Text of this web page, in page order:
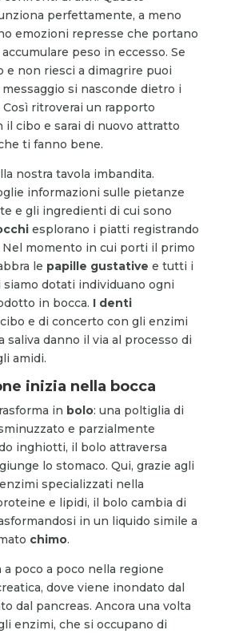
perfettamente, a meno
emozioni represse che portano
peso in eccesso. Se
e non riesci a dimagrire puoi
si nasconde dietro i
ritroverai un rapporto
il cibo e sarai di nuovo attratto
ti fanno bene.
nostra tavola imbandita.
informazioni sulle pietanze
e gli ingredienti di cui sono
esplorano i piatti registrando
Nel momento in cui porti il primo
le papille gustative e tutti i
dotati individuano ogni
in bocca. I denti
e di concerto con gli enzimi
saliva danno il via al processo di
amidi.
inizia nella bocca
in bolo: una poltiglia di
e parzialmente
inghiotti, il bolo attraversa
lo stomaco. Qui, grazie agli
specializzati nella
e lipidi, il bolo cambia di
in un liquido simile a
chimo.
a poco a poco nella regione
dove viene inondato dal
dal pancreas. Ancora una volta
enzimi, che si occupano di